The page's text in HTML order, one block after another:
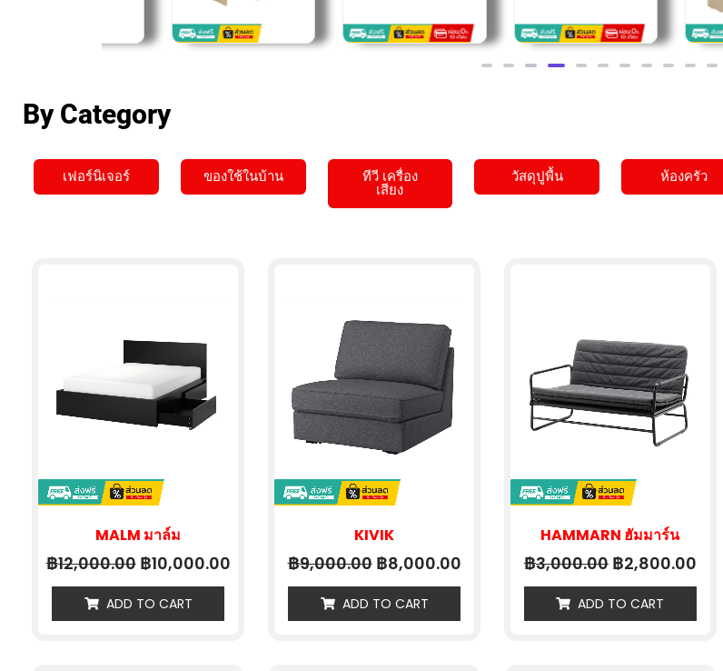
฿1,800.00
By Category
เฟอร์นิเจอร์ ของใช้ในบ้าน
ทีวี เครื่อง
เสียง
วัสดุปูพื้น ห้องครัว
MALM มาล์ม
฿12,000.00 ฿10,000.00
ADD TO CART
KIVIK
฿9,000.00 ฿8,000.00
ADD TO CART
HAMMARN ฮัมมาร์น
฿3,000.00 ฿2,800.00
ADD TO CART